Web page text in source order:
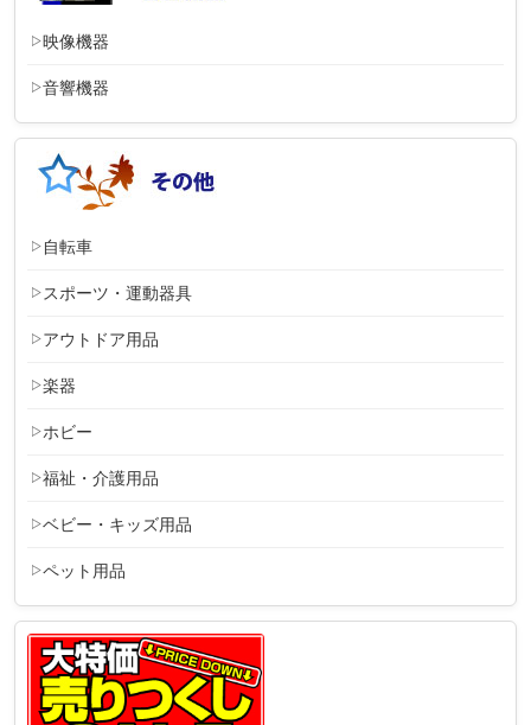
映像機器
音響機器
自転車
スポーツ・運動器具
アウトドア用品
楽器
ホビー
福祉・介護用品
ベビー・キッズ用品
ペット用品